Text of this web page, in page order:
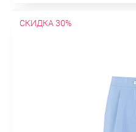
СКИДКА 30%